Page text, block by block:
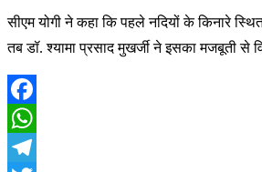
सीएम योगी ने कहा कि पहले नदियों के किनारे
तब डॉ. श्यामा प्रसाद मुखर्जी ने इसका मजबूती से
Facebook
WhatsApp